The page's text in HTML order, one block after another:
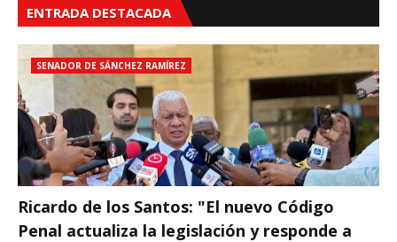
ENTRADA DESTACADA
SENADOR DE SÁNCHEZ RAMÍREZ
Ricardo de los Santos: "El nuevo Código
Penal actualiza la legislación y responde a